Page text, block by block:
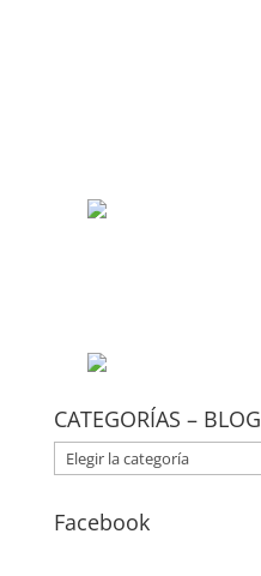
CATEGORÍAS – BLOG
CATEGORÍAS
–
Facebook